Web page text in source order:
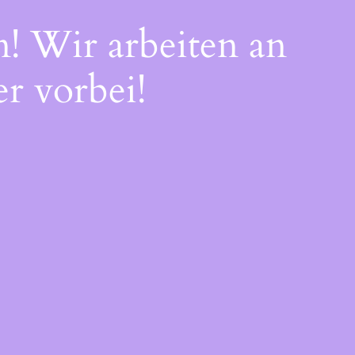
Wir arbeiten an
vorbei!